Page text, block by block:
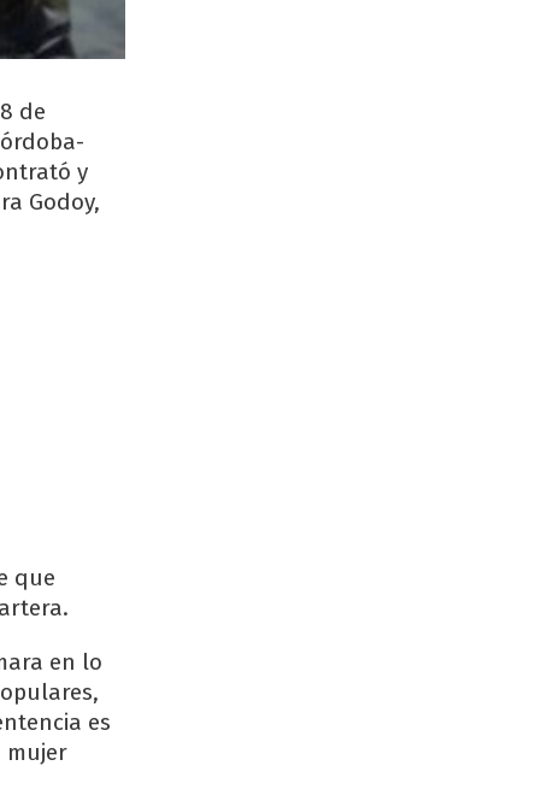
de
y
Godoy,
que
en lo
es
mujer